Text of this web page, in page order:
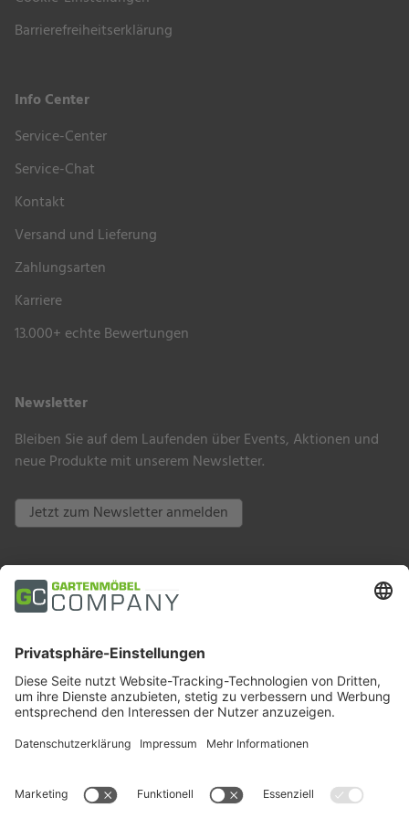
Barrierefreiheitserklärung
Info Center
Service-Center
Service-Chat
Kontakt
Versand und Lieferung
Zahlungsarten
Karriere
13.000+ echte Bewertungen
Newsletter
Bleiben Sie auf dem Laufenden über Events, Aktionen und
neue Produkte mit unserem Newsletter.
Jetzt zum Newsletter anmelden
Zahlungsarten